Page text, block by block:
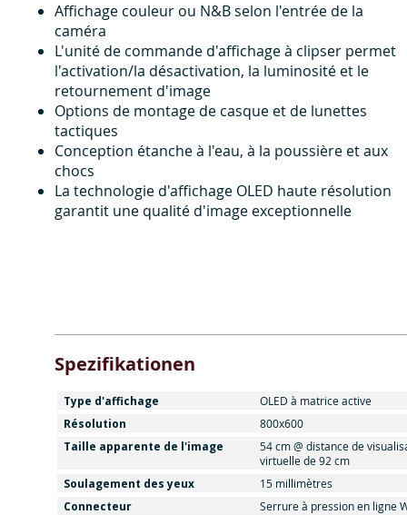
Affichage couleur ou N&B selon l'entrée de la
caméra
L'unité de commande d'affichage à clipser permet
l'activation/la désactivation, la luminosité et le
retournement d'image
Options de montage de casque et de lunettes
tactiques
Conception étanche à l'eau, à la poussière et aux
chocs
La technologie d'affichage OLED haute résolution
garantit une qualité d'image exceptionnelle
Spezifikationen
Type d'affichage OLED à matrice active
Résolution 800x600
Taille apparente de l'image
54 cm @ distance de
virtuelle de 92 cm
Soulagement des yeux 15 millimètres
Connecteur Serrure à pression en ligne